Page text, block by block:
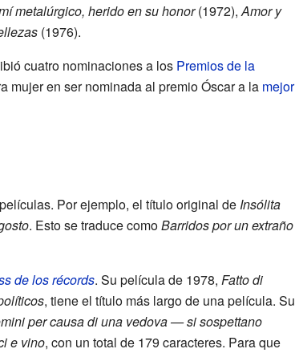
metalúrgico, herido en su honor(1972),Amor y
(1976).
cuatro nominaciones a los Premios de la
mujer en ser nominada al premio Óscar a la mejor
Por ejemplo, el título original de Insólita
. Esto se traduce comoBarridos por un extraño
de los récords. Su película de 1978, Fatto di
, tiene el título más largo de una película. Su
per causa di una vedova — si sospettano
e vino, con un total de 179 caracteres. Para que